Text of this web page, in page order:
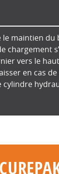
maintien du
chargement
vers le
en cas
cylindre